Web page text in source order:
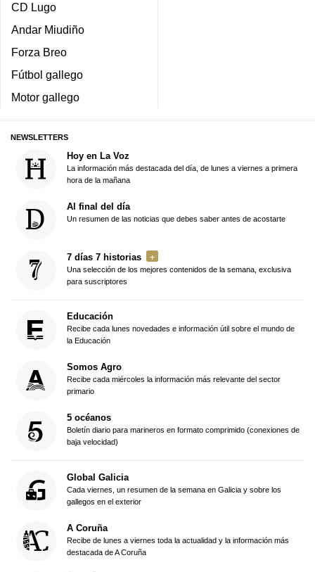
CD Lugo
Andar Miudiño
Forza Breo
Fútbol gallego
Motor gallego
NEWSLETTERS
Hoy en La Voz
La información más destacada del día, de lunes a viernes a primera
hora de la mañana
Al final del día
Un resumen de las noticias que debes saber antes de acostarte
7 días 7 historias
Una selección de los mejores contenidos de la semana, exclusiva
para suscriptores
Educación
Recibe cada lunes novedades e información útil sobre el mundo de
la Educación
Somos Agro
Recibe cada miércoles la información más relevante del sector
primario
5 océanos
Boletín diario para marineros en formato comprimido (conexiones de
baja velocidad)
Global Galicia
Cada viernes, un resumen de la semana en Galicia y sobre los
gallegos en el exterior
A Coruña
Recibe de lunes a viernes toda la actualidad y la información más
destacada de A Coruña